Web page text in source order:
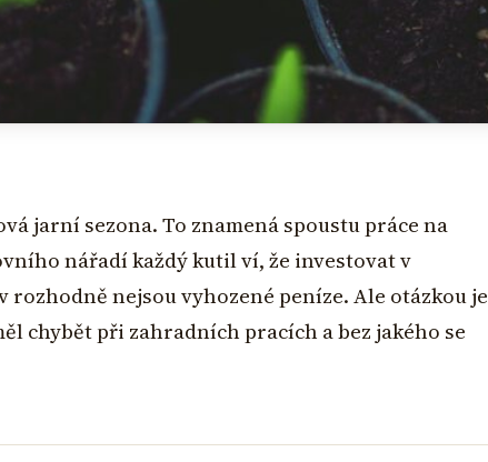
jarní sezona. To znamená spoustu práce na
nářadí každý kutil ví, že investovat v
nejsou vyhozené peníze. Ale otázkou je
chybět při zahradních pracích a bez jakého se